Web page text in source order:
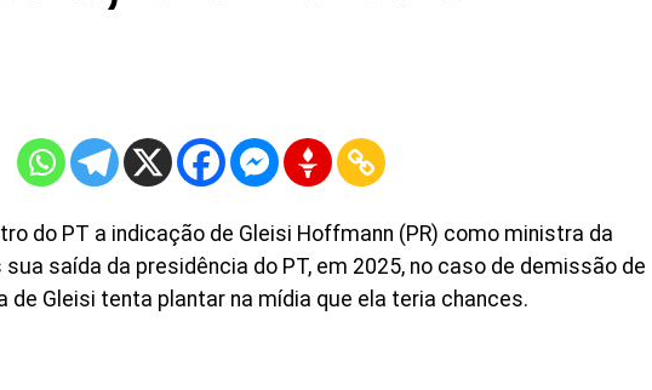
do PT a indicação de Gleisi Hoffmann (PR) como ministra da
sua saída da presidência do PT, em 2025, no caso de demissão de
de Gleisi tenta plantar na mídia que ela teria chances.